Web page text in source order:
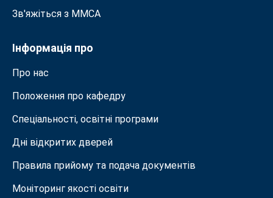
Зв'яжіться з MMСА
Інформація про
Про нас
Положення про кафедру
Спеціальності, освітні програми
Дні відкритих дверей
Правила прийому та подача документiв
Моніторинг якості освіти